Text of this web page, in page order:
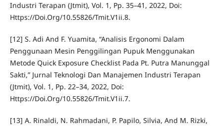
Industri Terapan (Jtmit), Vol. 1, Pp. 35–41, 2022, Doi:
Https://Doi.Org/10.55826/Tmit.V1ii.8.
[12] S. Adi And F. Yuamita, “Analisis Ergonomi Dalam
Penggunaan Mesin Penggilingan Pupuk Menggunakan
Metode Quick Exposure Checklist Pada Pt. Putra Manunggal
Sakti,” Jurnal Teknologi Dan Manajemen Industri Terapan
(Jtmit), Vol. 1, Pp. 22–34, 2022, Doi:
Https://Doi.Org/10.55826/Tmit.V1ii.7.
[13] A. Rinaldi, N. Rahmadani, P. Papilo, Silvia, And M. Rizki,